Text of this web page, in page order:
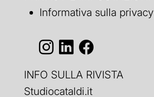
Informativa sulla privacy
INFO SULLA RIVISTA
Studiocataldi.it